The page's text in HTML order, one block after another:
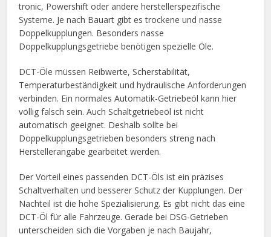
tronic, Powershift oder andere herstellerspezifische
Systeme. Je nach Bauart gibt es trockene und nasse
Doppelkupplungen. Besonders nasse
Doppelkupplungsgetriebe benötigen spezielle Öle.
DCT-Öle müssen Reibwerte, Scherstabilität,
Temperaturbeständigkeit und hydraulische Anforderungen
verbinden. Ein normales Automatik-Getriebeöl kann hier
völlig falsch sein. Auch Schaltgetriebeöl ist nicht
automatisch geeignet. Deshalb sollte bei
Doppelkupplungsgetrieben besonders streng nach
Herstellerangabe gearbeitet werden.
Der Vorteil eines passenden DCT-Öls ist ein präzises
Schaltverhalten und besserer Schutz der Kupplungen. Der
Nachteil ist die hohe Spezialisierung. Es gibt nicht das eine
DCT-Öl für alle Fahrzeuge. Gerade bei DSG-Getrieben
unterscheiden sich die Vorgaben je nach Baujahr,